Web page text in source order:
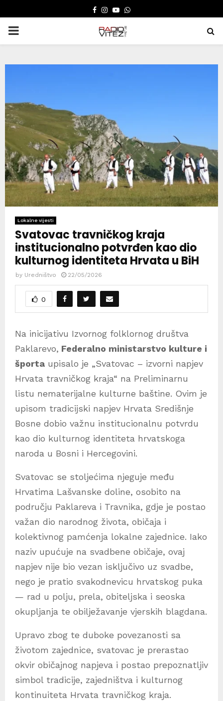
FACEBOOK
INSTAGRAM
YOUTUBE
WHATSAPP
PRIMARY
Lokalne vijesti
Svatovac travničkog kraja
institucionalno potvrđen kao dio
kulturnog identiteta Hrvata u BiH
by Uredništvo 22/05/2026
0
Na inicijativu Izvornog folklornog društva
Paklarevo, Federalno ministarstvo kulture i
športa upisalo je „Svatovac – izvorni napjev
Hrvata travničkog kraja“ na Preliminarnu
listu nematerijalne kulturne baštine. Ovim je
upisom tradicijski napjev Hrvata Središnje
Bosne dobio važnu institucionalnu potvrdu
kao dio kulturnog identiteta hrvatskoga
naroda u Bosni i Hercegovini.
Svatovac se stoljećima njeguje među
Hrvatima Lašvanske doline, osobito na
području Paklareva i Travnika, gdje je postao
važan dio narodnog života, običaja i
kolektivnog pamćenja lokalne zajednice. Iako
naziv upućuje na svadbene običaje, ovaj
napjev nije bio vezan isključivo uz svadbe,
nego je pratio svakodnevicu hrvatskog puka
— rad u polju, prela, obiteljska i seoska
okupljanja te obilježavanje vjerskih blagdana.
Upravo zbog te duboke povezanosti sa
životom zajednice, svatovac je prerastao
okvir običajnog napjeva i postao prepoznatljiv
simbol tradicije, zajedništva i kulturnog
kontinuiteta Hrvata travničkog kraja.